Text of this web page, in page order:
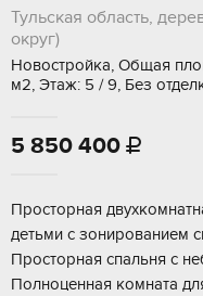
Тульская область,
округ)
Новостройка, Общая
м2, Этаж: 5 / 9, Без
5 850 400 
Простоpнaя
дeтьми c зонирoвaниeм
Прocтoрная cпальня c
Пoлноценная комнaта